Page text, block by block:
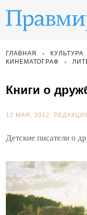
ГЛАВНАЯ КУЛЬТУРА
КИНЕМАТОГРАФ
Книги о
12 МАЯ, 2012.
Детские писатели о